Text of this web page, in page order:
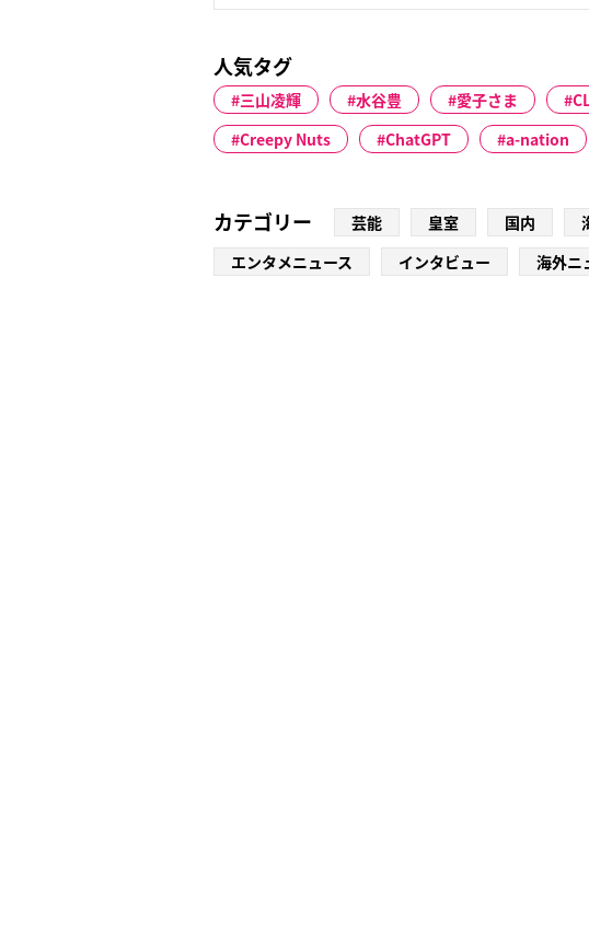
人気タグ
三山凌輝 水谷豊 愛子さま
Creepy Nuts
ChatGPT a-nation
カテゴリー 芸能 皇室 国内
エンタメニュース
インタビュー 海外ニ